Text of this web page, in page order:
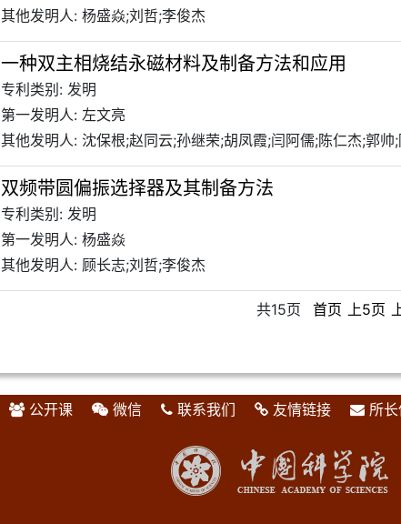
其他发明人: 杨盛焱;刘哲;李俊杰
一种双主相烧结永磁材料及制备方法和应用
专利类别: 发明
第一发明人: 左文亮
其他发明人: 沈保根;赵同云;孙继荣;胡凤霞;闫阿儒;陈仁杰;郭帅
双频带圆偏振选择器及其制备方法
专利类别: 发明
第一发明人: 杨盛焱
其他发明人: 顾长志;刘哲;李俊杰
共15页 首页 上5页
公开课 微信 联系我们 友情链接 所